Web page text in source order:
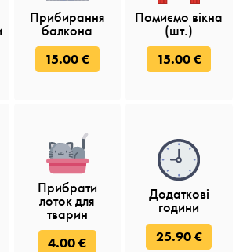
Прибирання
балкона
15.00 €
Помиємо вікна
(шт.)
15.00 €
Прибрати
лоток для
тварин
4.00 €
Додаткові
години
25.90 €